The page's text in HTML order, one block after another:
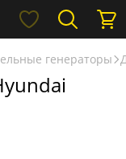
генераторы